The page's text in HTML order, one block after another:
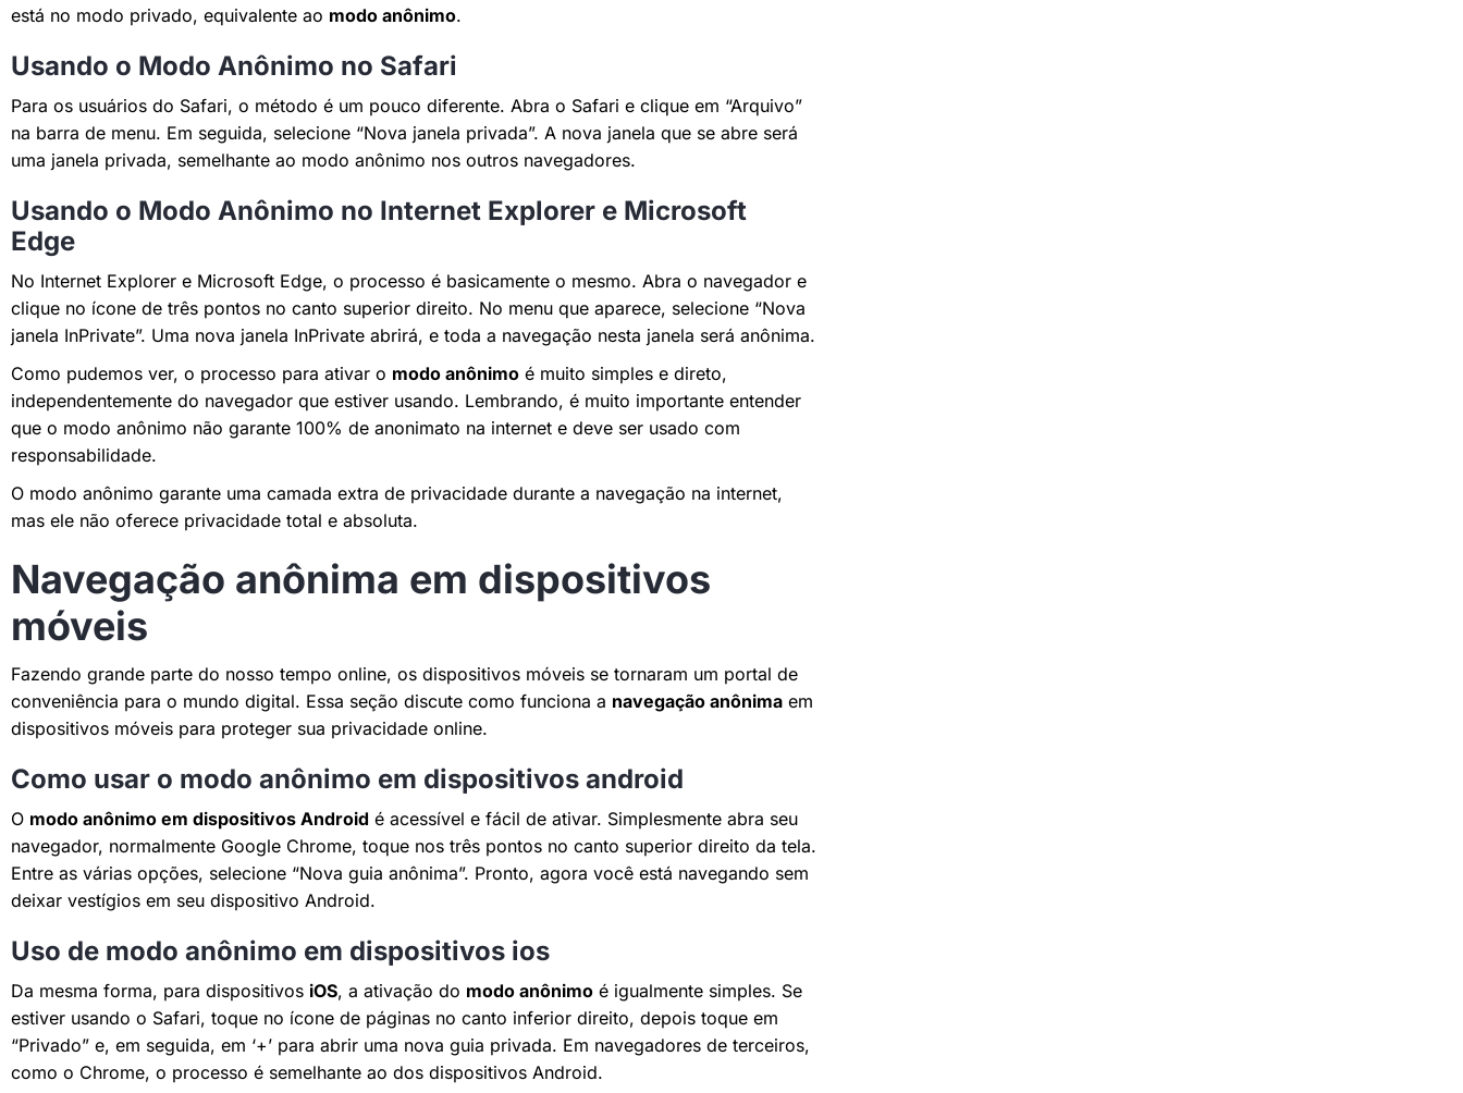
está no modo privado, equivalente ao modo anônimo.
Usando o Modo Anônimo no Safari
Para os usuários do Safari, o método é um pouco diferente. Abra o Safari e clique em “Arquivo”
na barra de menu. Em seguida, selecione “Nova janela privada”. A nova janela que se abre será
uma janela privada, semelhante ao modo anônimo nos outros navegadores.
Usando o Modo Anônimo no Internet Explorer e Microsoft
Edge
No Internet Explorer e Microsoft Edge, o processo é basicamente o mesmo. Abra o navegador e
clique no ícone de três pontos no canto superior direito. No menu que aparece, selecione “Nova
janela InPrivate”. Uma nova janela InPrivate abrirá, e toda a navegação nesta janela será anônima.
Como pudemos ver, o processo para ativar o modo anônimo é muito simples e direto,
independentemente do navegador que estiver usando. Lembrando, é muito importante entender
que o modo anônimo não garante 100% de anonimato na internet e deve ser usado com
responsabilidade.
O modo anônimo garante uma camada extra de privacidade durante a navegação na internet,
mas ele não oferece privacidade total e absoluta.
Navegação anônima em dispositivos
móveis
Fazendo grande parte do nosso tempo online, os dispositivos móveis se tornaram um portal de
conveniência para o mundo digital. Essa seção discute como funciona a navegação anônima em
dispositivos móveis para proteger sua privacidade online.
Como usar o modo anônimo em dispositivos android
O modo anônimo em dispositivos Android é acessível e fácil de ativar. Simplesmente abra seu
navegador, normalmente Google Chrome, toque nos três pontos no canto superior direito da tela.
Entre as várias opções, selecione “Nova guia anônima”. Pronto, agora você está navegando sem
deixar vestígios em seu dispositivo Android.
Uso de modo anônimo em dispositivos ios
Da mesma forma, para dispositivos iOS, a ativação do modo anônimo é igualmente simples. Se
estiver usando o Safari, toque no ícone de páginas no canto inferior direito, depois toque em
“Privado” e, em seguida, em ‘+’ para abrir uma nova guia privada. Em navegadores de terceiros,
como o Chrome, o processo é semelhante ao dos dispositivos Android.